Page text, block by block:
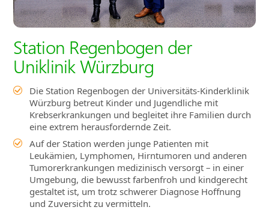
Station Regenbogen der
Uniklinik Würzburg
Die Station Regenbogen der Universitäts-Kinderklinik
Würzburg betreut Kinder und Jugendliche mit
Krebserkrankungen und begleitet ihre Familien durch
eine extrem herausfordernde Zeit.
Auf der Station werden junge Patienten mit
Leukämien, Lymphomen, Hirntumoren und anderen
Tumorerkrankungen medizinisch versorgt – in einer
Umgebung, die bewusst farbenfroh und kindgerecht
gestaltet ist, um trotz schwerer Diagnose Hoffnung
und Zuversicht zu vermitteln.